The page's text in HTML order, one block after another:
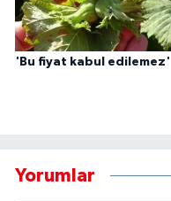
'Bu fiyat kabul edilemez'
Yorumlar